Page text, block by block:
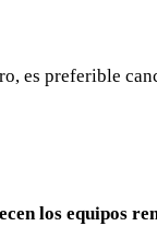
es preferible
los equipos